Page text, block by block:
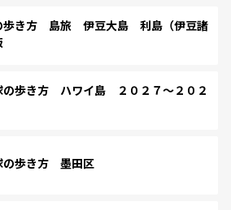
歩き方 島旅 伊豆大島 利島（伊豆諸
歩き方 ハワイ島 ２０２７～２０２
歩き方 墨田区